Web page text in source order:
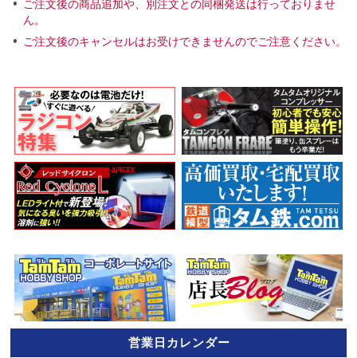
ご注文後の商品追加や、別注文との同梱発送は行っておりませ
ん。
ご注文後のキャンセルはお受けできませんのでご注意ください。
営業日カレンダー